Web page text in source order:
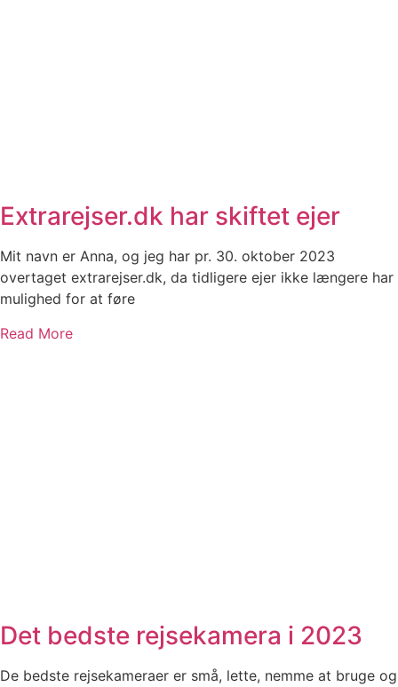
Extrarejser.dk har skiftet ejer
Mit navn er Anna, og jeg har pr. 30. oktober 2023
overtaget extrarejser.dk, da tidligere ejer ikke længere har
mulighed for at føre
Read More
Det bedste rejsekamera i 2023
De bedste rejsekameraer er små, lette, nemme at bruge og